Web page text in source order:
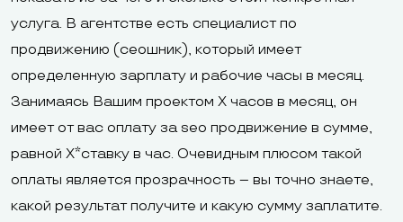
услуга. В агентстве есть специалист по
продвижению (сеошник), который имеет
определенную зарплату и рабочие часы в месяц.
Занимаясь Вашим проектом X часов в месяц, он
имеет от вас оплату за seo продвижение в сумме,
равной X*ставку в час. Очевидным плюсом такой
оплаты является прозрачность – вы точно знаете,
какой результат получите и какую сумму заплатите.